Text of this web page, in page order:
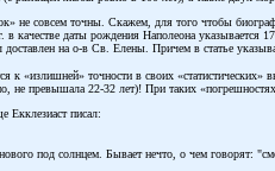
не совсем точны. Скажем, для того чтобы
качестве даты рождения Наполеона
на о-в Св. Елены. Причем в статье
«излишней» точности в своих
не превышала 22-32 лет)! При таких
Екклезиаст писал:
под солнцем. Бывает нечто, о чем говорят: